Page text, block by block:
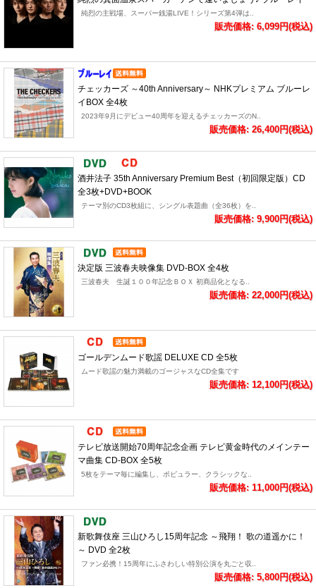
純烈の主戦場、スーパー銭湯LIVE！シリーズ第4弾は..
販売価格: 6,099円(税込)
チェッカーズ ～40th Anniversary～ NHKプレミアム ブルーレ
イBOX 全4枚
2023年9月にデビュー40周年を迎えるチェッカーズのN..
販売価格: 26,400円(税込)
酒井法子 35th Anniversary Premium Best（初回限定版）CD
全3枚+DVD+BOOK
テーマ別のCD3枚組に、シングル表題曲（全36枚）を..
販売価格: 9,900円(税込)
決定版 三波春夫映像集 DVD-BOX 全4枚
三波春夫 生誕１００年記念ＢＯＸ 初商品化となる..
販売価格: 22,000円(税込)
ゴールデンムード歌謡 DELUXE CD 全5枚
ムード歌謡の魅力満載のゴージャスなCD全集です
販売価格: 12,100円(税込)
テレビ放送開始70周年記念企画 テレビ黄金時代のメインテー
マ曲集 CD-BOX 全5枚
5枚をテーマ毎に編集し、ポピュラー、クラシックな..
販売価格: 11,000円(税込)
新歌舞伎座 三山ひろし15周年記念 ～飛翔！ 歌の道遥かに！
～ DVD 全2枚
ファン必携！15周年にふさわしい特別公演を丸ごと収..
販売価格: 5,800円(税込)